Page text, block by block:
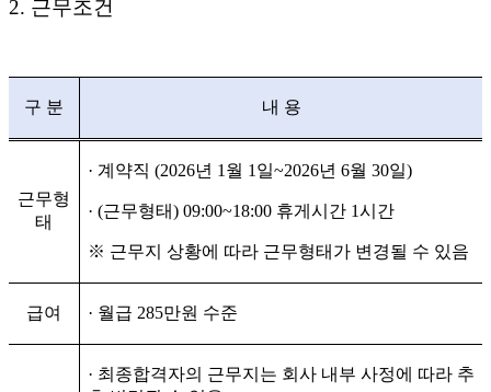
2. 근무조건
구 분 내 용
근무형
태
· 계약직 (2026년 1월 1일~2026년 6월 30일)
· (근무형태) 09:00~18:00 휴게시간 1시간
※ 근무지 상황에 따라 근무형태가 변경될 수 있음
급여 · 월급 285만원 수준
· 최종합격자의 근무지는 회사 내부 사정에 따라 추